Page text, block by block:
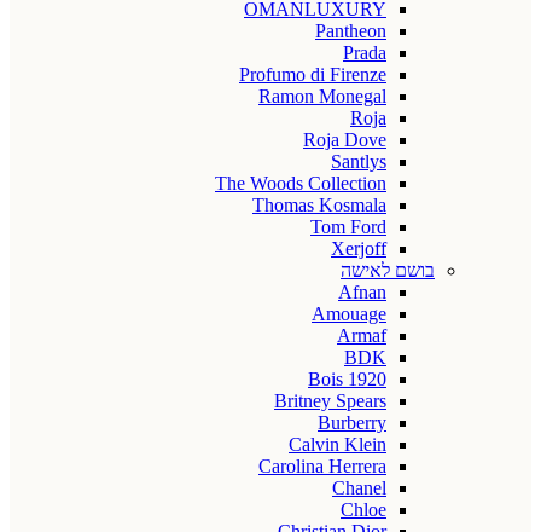
OMANLUXURY
Pantheon
Prada
Profumo di Firenze
Ramon Monegal
Roja
Roja Dove
Santlys
The Woods Collection
Thomas Kosmala
Tom Ford
Xerjoff
בושם לאישה
Afnan
Amouage
Armaf
BDK
Bois 1920
Britney Spears
Burberry
Calvin Klein
Carolina Herrera
Chanel
Chloe